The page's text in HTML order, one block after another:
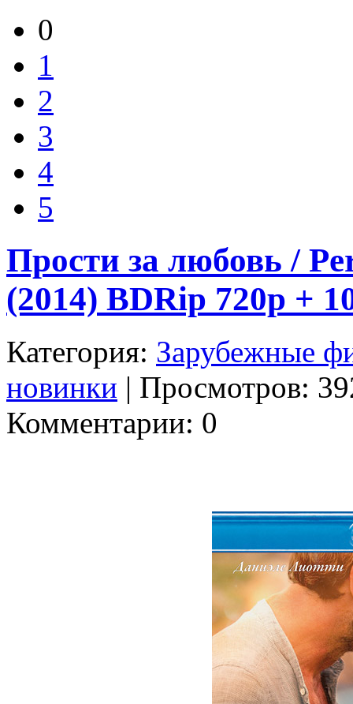
0
1
2
3
4
5
Прости за любовь /
(2014) BDRip 720p +
Категория: Зарубежные
новинки | Просмотров:
Комментарии: 0